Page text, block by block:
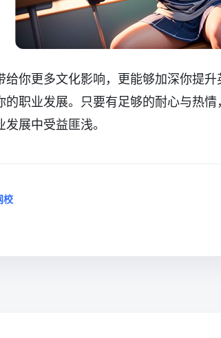
给你更多文化影响，更能够加深你提
的职业发展。只要有足够的耐心与热
展中受益匪浅。
校